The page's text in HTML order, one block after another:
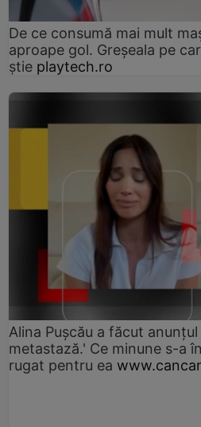
De ce consumă mai mult
aproape gol. Greșeala pe
știe playtech.ro
Alina Pușcău a făcut
metastază.' Ce minune s-a
rugat pentru ea